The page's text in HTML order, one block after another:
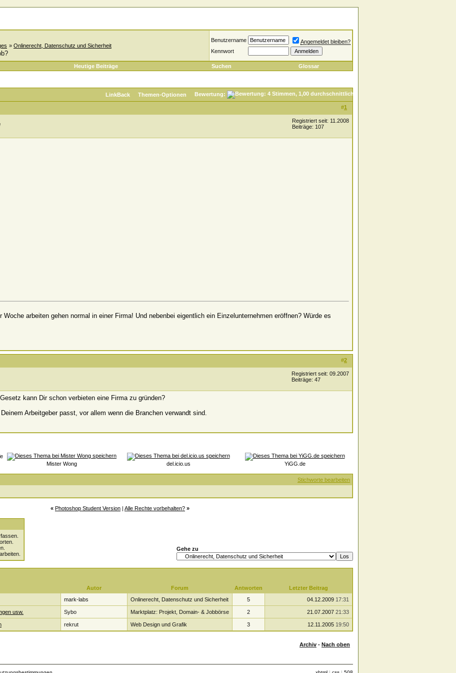
» Onlinerecht, Datenschutz und Sicherheit
Benutzername
Angemeldet bleiben?
Kennwort
Heutige Beiträge Suchen Glossar
LinkBack Themen-Optionen Bewertung:
#1
Registriert seit: 11.2008
Beiträge: 107
Woche arbeiten gehen normal in einer Firma! Und nebenbei eigentlich ein Einzelunternehmen eröffnen? Würde es
#2
Registriert seit: 09.2007
Beiträge: 47
kann Dir schon verbieten eine Firma zu gründen?
Arbeitgeber passt, vor allem wenn die Branchen verwandt sind.
Mister Wong
del.icio.us YiGG.de
Stichworte bearbeiten
« Photoshop Student Version | Alle Rechte vorbehalten? »
Gehe zu
Autor Forum Antworten
Letzter Beitrag
mark-labs Onlinerecht, Datenschutz und Sicherheit 5 04.12.2009 17:31
usw. Sybo Marktplatz: Projekt, Domain- & Jobbörse 2 21.07.2007 21:33
rekrut Web Design und Grafik 3 12.11.2005 19:50
Archiv - Nach oben